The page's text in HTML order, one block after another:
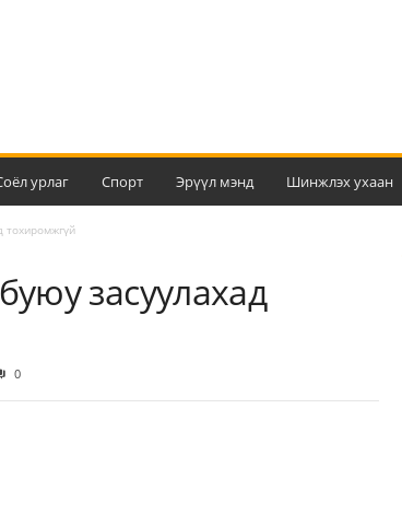
урлаг Спорт Эрүүл мэнд Шинжлэх ухаан
тохиромжгүй
засуулахад
0